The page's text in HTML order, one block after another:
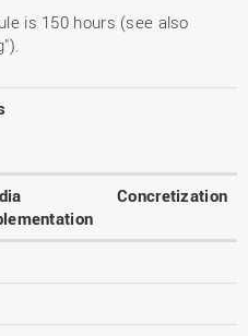
is 150 hours (see also
Concretization